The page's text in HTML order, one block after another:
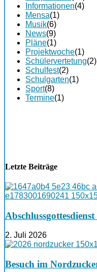
Informationen(4)
Mensa(1)
Musik(6)
News(9)
Pläne(1)
Projektwoche(1)
Schülervertetung(2)
Schulfest(2)
Schulgarten(1)
Sport(8)
Termine(1)
Letzte Beiträge
2. Juli 2026
Besuch im